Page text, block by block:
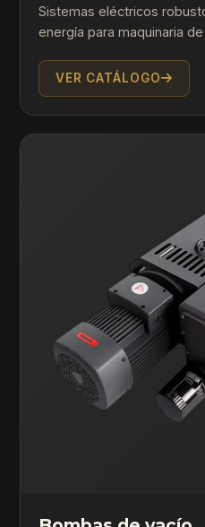
Sistemas eléctricos
energía para maquinaria
VER CATÁLOGO